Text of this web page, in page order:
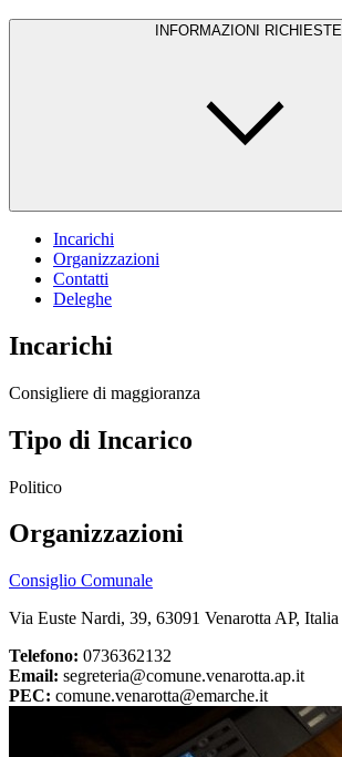
INFORMAZIONI RICHIESTE
Incarichi
Organizzazioni
Contatti
Deleghe
Incarichi
Consigliere di maggioranza
Tipo di Incarico
Politico
Organizzazioni
Consiglio Comunale
Via Euste Nardi, 39, 63091 Venarotta AP, Italia
Telefono: 0736362132
Email: segreteria@comune.venarotta.ap.it
PEC: comune.venarotta@emarche.it